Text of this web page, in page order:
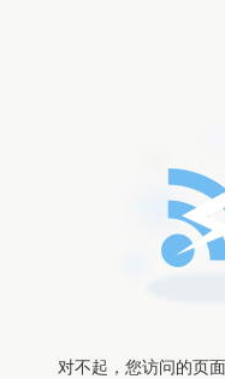
对不起，您访问的页